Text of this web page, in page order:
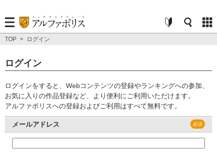
TOP > ログイン
ログイン
ログインをすると、Webコンテンツの登録やランキングへの参加、
お気に入りの作品登録など、より便利にご利用いただけます。
アルファポリスへの登録およびご利用はすべて無料です。
メールアドレス